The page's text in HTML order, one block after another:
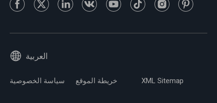
العربية
سياسة الخصوصية خريطة الموقع XML Sitemap